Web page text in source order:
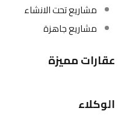
مشاريع تحت الانشاء
مشاريع جاهزة
عقارات مميزة
الوكلاء